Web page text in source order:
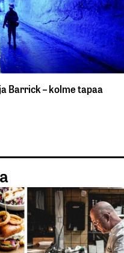
Barrick – kolme tapaa